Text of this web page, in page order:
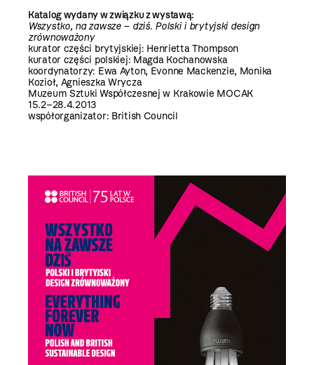
Katalog wydany w związku z wystawą:
Wszystko, na zawsze – dziś. Polski i brytyjski design
zrównoważony
kurator części brytyjskiej: Henrietta Thompson
kurator części polskiej: Magda Kochanowska
koordynatorzy: Ewa Ayton, Evonne Mackenzie, Monika
Kozioł, Agnieszka Wrycza
Muzeum Sztuki Współczesnej w Krakowie MOCAK
15.2–28.4.2013
współorganizator: British Council